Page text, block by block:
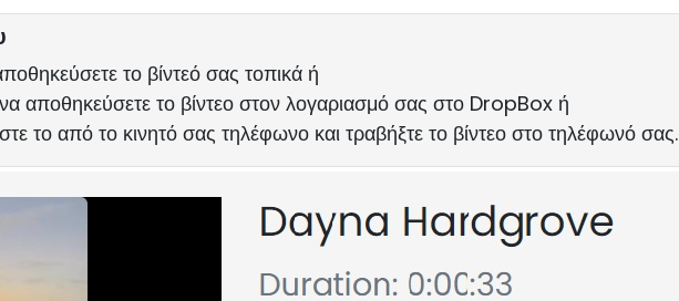
το βίντεό σας τοπικά ή
αποθηκεύσετε το βίντεο στον λογαριασμό σας στο DropBox ή
το από το κινητό σας τηλέφωνο και τραβήξτε το βίντεο στο τηλέφωνό σας.